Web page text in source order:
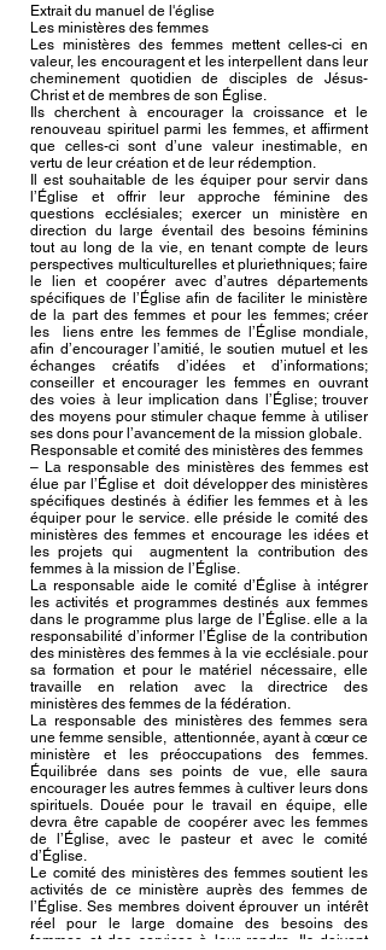
Extrait du manuel de l'église
Les ministères des femmes
Les ministères des femmes mettent celles-ci en
valeur, les encouragent et les interpellent dans leur
cheminement quotidien de disciples de Jésus-
Christ et de membres de son Église.
Ils cherchent à encourager la croissance et le
renouveau spirituel parmi les femmes, et affirment
que celles-ci sont d’une valeur inestimable, en
vertu de leur création et de leur rédemption.
Il est souhaitable de les équiper pour servir dans
l’Église et offrir leur approche féminine des
questions ecclésiales; exercer un ministère en
direction du large éventail des besoins féminins
tout au long de la vie, en tenant compte de leurs
perspectives multiculturelles et pluriethniques; faire
le lien et coopérer avec d’autres départements
spécifiques de l’Église afin de faciliter le ministère
de la part des femmes et pour les femmes; créer
les liens entre les femmes de l’Église mondiale,
afin d’encourager l’amitié, le soutien mutuel et les
échanges créatifs d’idées et d’informations;
conseiller et encourager les femmes en ouvrant
des voies à leur implication dans l’Église; trouver
des moyens pour stimuler chaque femme à utiliser
ses dons pour l’avancement de la mission globale.
Responsable et comité des ministères des femmes
– La responsable des ministères des femmes est
élue par l’Église et doit développer des ministères
spécifiques destinés à édifier les femmes et à les
équiper pour le service. elle préside le comité des
ministères des femmes et encourage les idées et
les projets qui augmentent la contribution des
femmes à la mission de l’Église.
La responsable aide le comité d’Église à intégrer
les activités et programmes destinés aux femmes
dans le programme plus large de l’Église. elle a la
responsabilité d’informer l’Église de la contribution
des ministères des femmes à la vie ecclésiale. pour
sa formation et pour le matériel nécessaire, elle
travaille en relation avec la directrice des
ministères des femmes de la fédération.
La responsable des ministères des femmes sera
une femme sensible, attentionnée, ayant à cœur ce
ministère et les préoccupations des femmes.
Équilibrée dans ses points de vue, elle saura
encourager les autres femmes à cultiver leurs dons
spirituels. Douée pour le travail en équipe, elle
devra être capable de coopérer avec les femmes
de l’Église, avec le pasteur et avec le comité
d’Église.
Le comité des ministères des femmes soutient les
activités de ce ministère auprès des femmes de
l’Église. Ses membres doivent éprouver un intérêt
réel pour le large domaine des besoins des
femmes et des services à leur rendre. Ils doivent